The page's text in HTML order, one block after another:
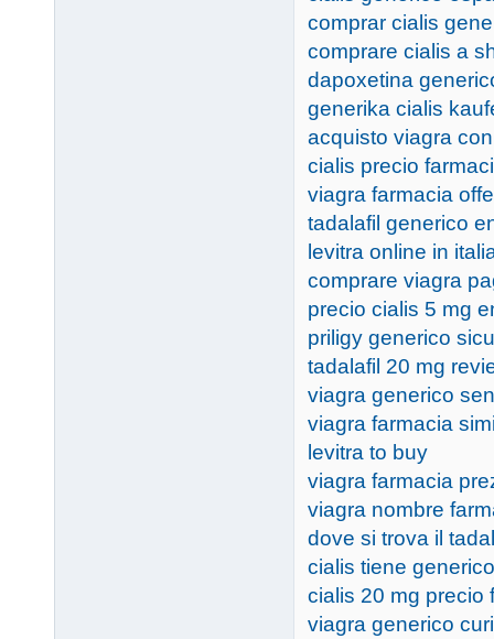
comprar cialis
comprare cialis a
dapoxetina
generika cialis
acquisto viagra
cialis precio
viagra farmacia
tadalafil generico
levitra online in
comprare viagra
precio cialis 5 mg
priligy generico
tadalafil 20 mg
viagra generico
viagra farmacia
levitra to buy
viagra farmacia
viagra nombre
dove si trova il
cialis tiene generico
cialis 20 mg precio
viagra generico